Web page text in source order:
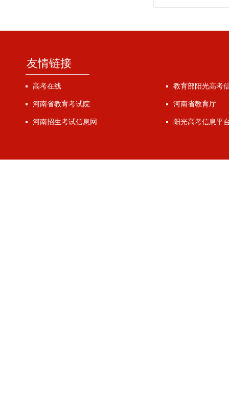
友情链接
高考在线 教育部阳光高考
河南省教育考试院 河南省教育厅
河南招生考试信息网 阳光高考信息平